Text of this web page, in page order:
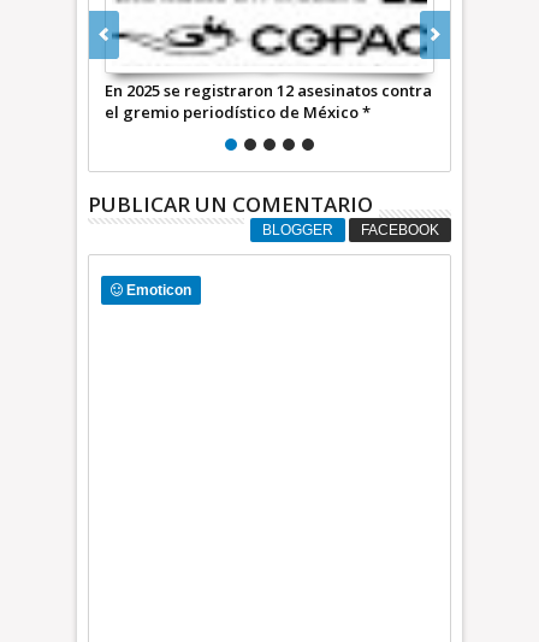
asesinatos contra Reportan asesinato a tiros de 7 hombres en
Tlalnepantla
PUBLICAR UN COMENTARIO
BLOGGER FACEBOOK
Emoticon